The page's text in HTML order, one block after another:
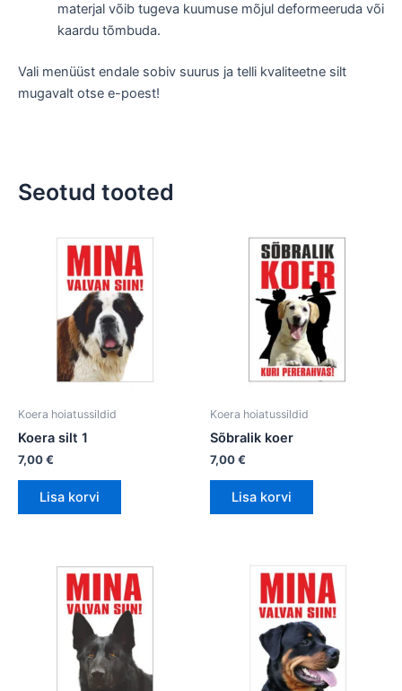
materjal võib tugeva kuumuse mõjul deformeeruda või
kaardu tõmbuda.
Vali menüüst endale sobiv suurus ja telli kvaliteetne silt
mugavalt otse e-poest!
Seotud tooted
Koera hoiatussildid
Koera silt 1
7,00€
Lisa korvi
Koera hoiatussildid
Sõbralik koer
7,00€
Lisa korvi